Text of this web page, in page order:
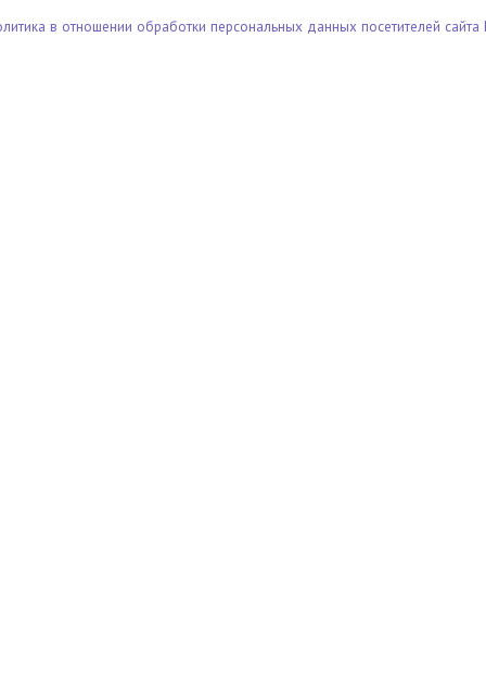
в отношении обработки персональных данных посетителей